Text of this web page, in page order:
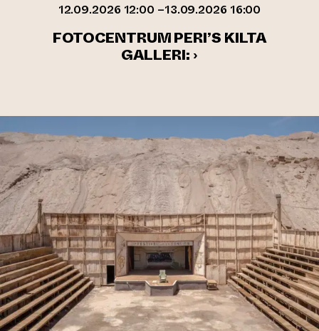
12.09.2026 12:00 –13.09.2026 16:00
FOTOCENTRUM PERI’S KILTA
GALLERI: ›